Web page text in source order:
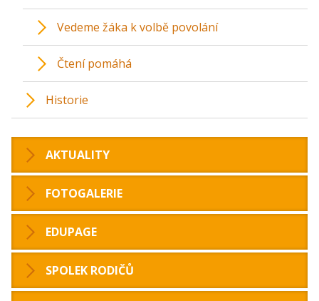
Vedeme žáka k volbě povolání
Čtení pomáhá
Historie
AKTUALITY
FOTOGALERIE
EDUPAGE
SPOLEK RODIČŮ